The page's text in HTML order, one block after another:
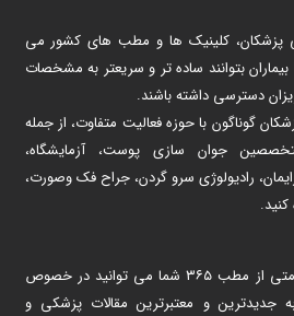
پزشکان، کلینیک ها و مطب های کشور می
بتوانند ساده تر و سریعتر به مشخصات
دسترسی داشته باشند.
گوناگون با حوزه فعالیت متفاوت، از جمله
جوان سازی پوست، آزمایشگاه،
رادیولوژی سرو گردن، جراح فک وصورت،
در بخش مجله پزشکی و سلامتی از مطب ۳۶۵ شما می توانید در خصوص
و معتبرترین مقالات پزشکی و